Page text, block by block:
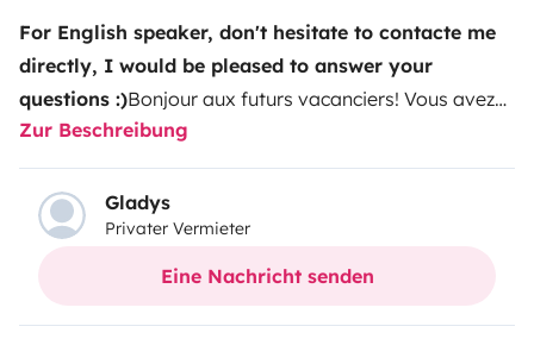
For English speaker, don't hesitate to contacte me
directly, I would be pleased to answer your
questions :)Bonjour aux futurs vacanciers! Vous avez
envie de tentez l’expérience itinérante pour vos
prochaines vacances?! En famille avec 2 enfants ou
entre amis, séjournez à bord de notre fourgon
aménagé grand confort, spacieux et bien aménagé.
Vous allez découvrir les plaisirs de notre fourgon
Fiat, faible consommation surtout hors
Zur Beschreibung
Gladys
Privater Vermieter
Eine Nachricht senden